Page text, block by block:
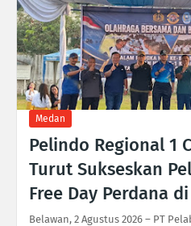
Medan
Pelindo Regional 1
Turut Sukseskan
Free Day Perdana
Belawan, 2 Agustus 2026 – PT